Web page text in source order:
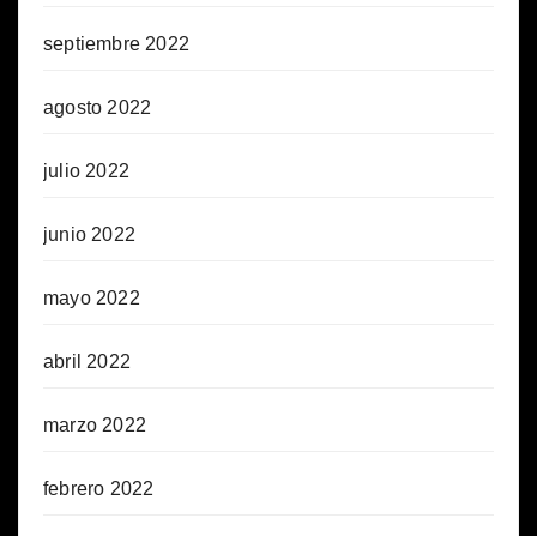
septiembre 2022
agosto 2022
julio 2022
junio 2022
mayo 2022
abril 2022
marzo 2022
febrero 2022